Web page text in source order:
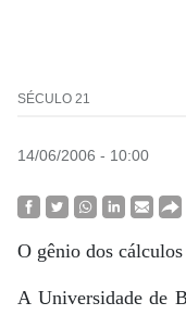
SÉCULO 21
14/06/2006 - 10:00
O gênio dos cálculos
A Universidade de